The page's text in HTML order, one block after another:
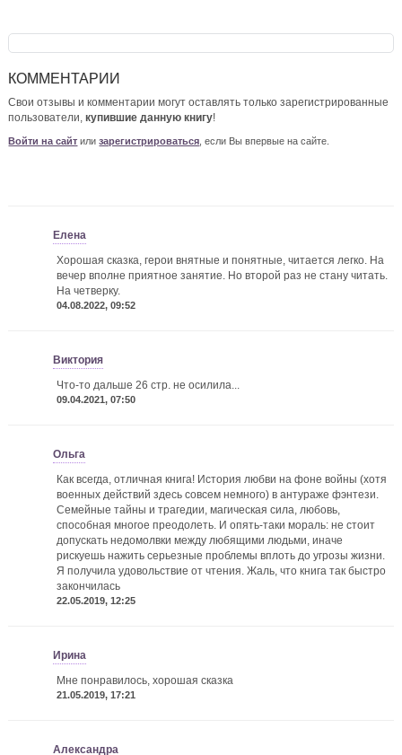
КОММЕНТАРИИ
Свои отзывы и комментарии могут оставлять только зарегистрированные
пользователи,купившие данную книгу!
Войти на сайт илизарегистрироваться , если Вы впервые на сайте.
Елена
Хорошая сказка, герои внятные и понятные, читается легко. На
вечер вполне приятное занятие. Но второй раз не стану читать.
На четверку.
04.08.2022, 09:52
Виктория
Что-то дальше 26 стр. не осилила...
09.04.2021, 07:50
Ольга
Как всегда, отличная книга! История любви на фоне войны (хотя
военных действий здесь совсем немного) в антураже фэнтези.
Семейные тайны и трагедии, магическая сила, любовь,
способная многое преодолеть. И опять-таки мораль: не стоит
допускать недомолвки между любящими людьми, иначе
рискуешь нажить серьезные проблемы вплоть до угрозы жизни.
Я получила удовольствие от чтения. Жаль, что книга так быстро
закончилась
22.05.2019, 12:25
Ирина
Мне понравилось, хорошая сказка
21.05.2019, 17:21
Александра